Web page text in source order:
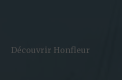
Découvrir Honfleur